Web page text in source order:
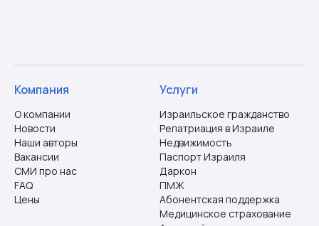
Компания
О компании
Новости
Наши авторы
Вакансии
СМИ про нас
FAQ
Цены
Услуги
Израильское гражданство
Репатриация в Израиле
Недвижимость
Паспорт Израиля
Даркон
ПМЖ
Абонентская поддержка
Медицинское страхование